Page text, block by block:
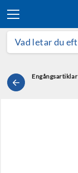
Hoppa till innehållet
Engångsartiklar